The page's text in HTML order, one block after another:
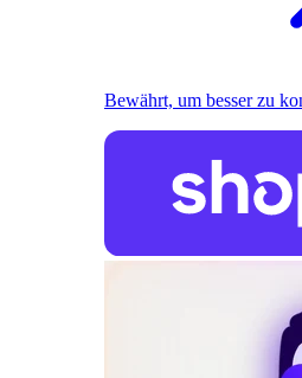
Bewährt, um besser zu